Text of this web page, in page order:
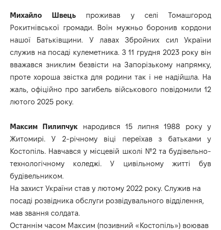
Михайло Швець проживав у селі Томашгород
Рокитнівської громади. Воїн мужньо боронив кордони
нашої Батьківщини. У лавах Збройних сил України
служив на посаді кулеметника. З 11 грудня 2023 року він
вважався зниклим безвісти на Запорізькому напрямку,
проте хороша звістка для родини так і не надійшла. На
жаль, офіційно про загибель військового повідомили 12
лютого 2025 року.
Максим Пилипчук народився 15 липня 1988 року у
Житомирі. У 2-річному віці переїхав з батьками у
Костопіль. Навчався у місцевій школі №2 та будівельно-
технологічному коледжі. У цивільному житті був
будівельником.
На захист України став у лютому 2022 року. Служив на
посаді розвідника обслуги розвідувального відділення,
мав звання солдата.
Останнім часом Максим (позивний «Костопіль») воював